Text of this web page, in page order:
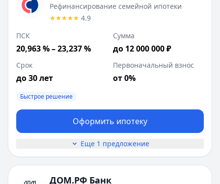
Рефинансирование семейной ипотеки
4.9
ПСК
20,963 % – 23,237 %
Сумма
до 12 000 000 ₽
Срок
до 30 лет
Первоначальный взнос
от 0%
Быстрое решение
Оформить ипотеку
Еще 1 предложение
ДОМ.РФ Банк